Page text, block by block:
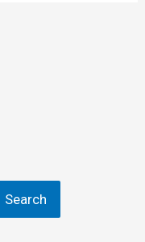
Search